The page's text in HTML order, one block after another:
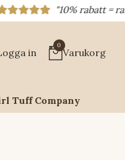
"10% rabatt = rabattkod
in
0
Varukorg
Tuff Company